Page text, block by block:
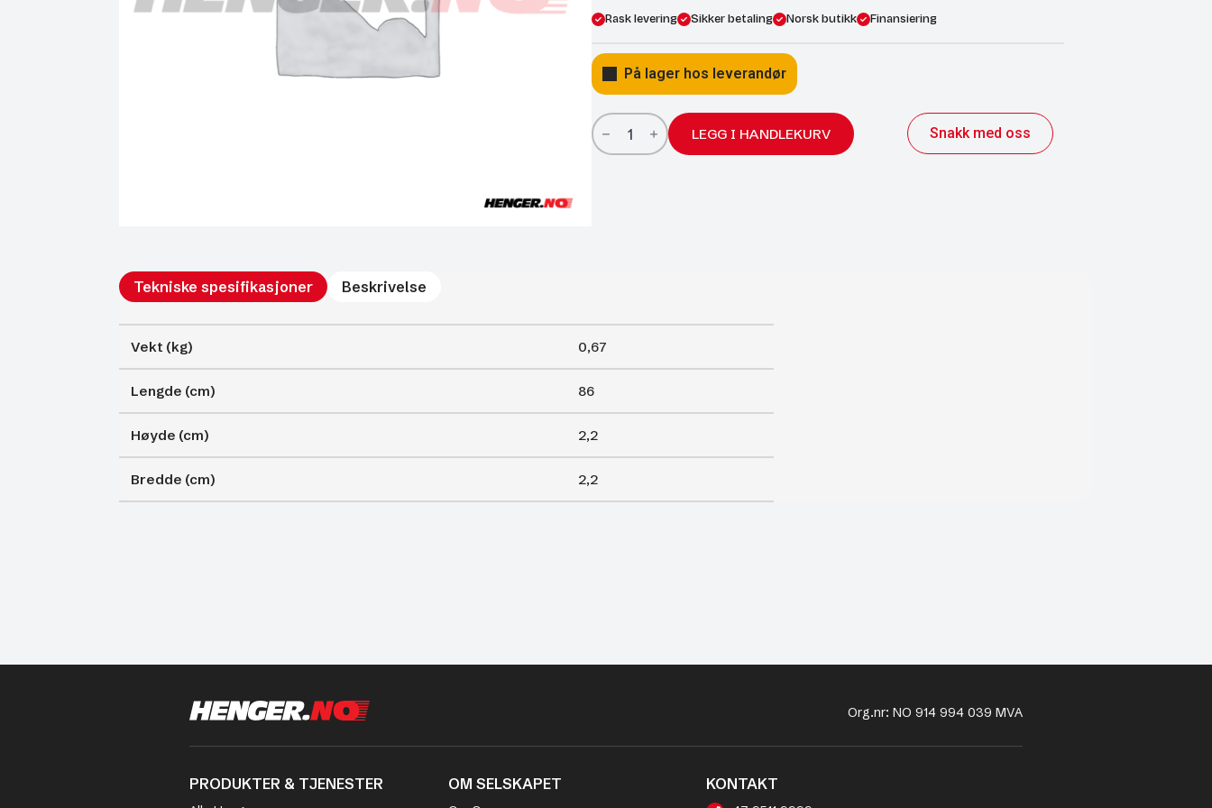
Rask levering Sikker betaling Norsk butikk Finansiering
På lager hos leverandør
Gassfjærer
Arctic
22/10;
LEGG I HANDLEKURV Snakk med oss
Tekniske spesifikasjoner Beskrivelse
Vekt (kg) 0,67
Lengde (cm) 86
Høyde (cm) 2,2
Bredde (cm) 2,2
Org.nr: NO 914 994 039 MVA
PRODUKTER & TJENESTER OM SELSKAPET KONTAKT